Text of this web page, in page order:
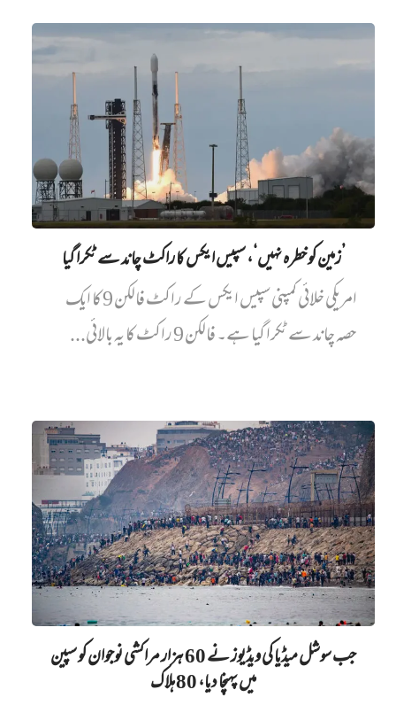
’زمین کو خطرہ نہیں‘، سپیس ایکس کا راکٹ چاند سے ٹکرا گیا
امریکی خلائی کمپنی سپیس ایکس کے راکٹ فالکن 9 کا ایک
حصہ چاند سے ٹکرا گیا ہے۔ فالکن 9 راکٹ کا یہ بالائی...
جب سوشل میڈیا کی ویڈیوز نے 60 ہزار مراکشی نوجوان کو سپین
میں پہنچا دیا، 80 ہلاک